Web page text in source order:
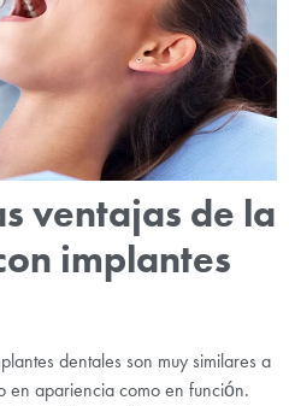
ventajas de la
implantes
dentales son muy similares a
en apariencia como en función.